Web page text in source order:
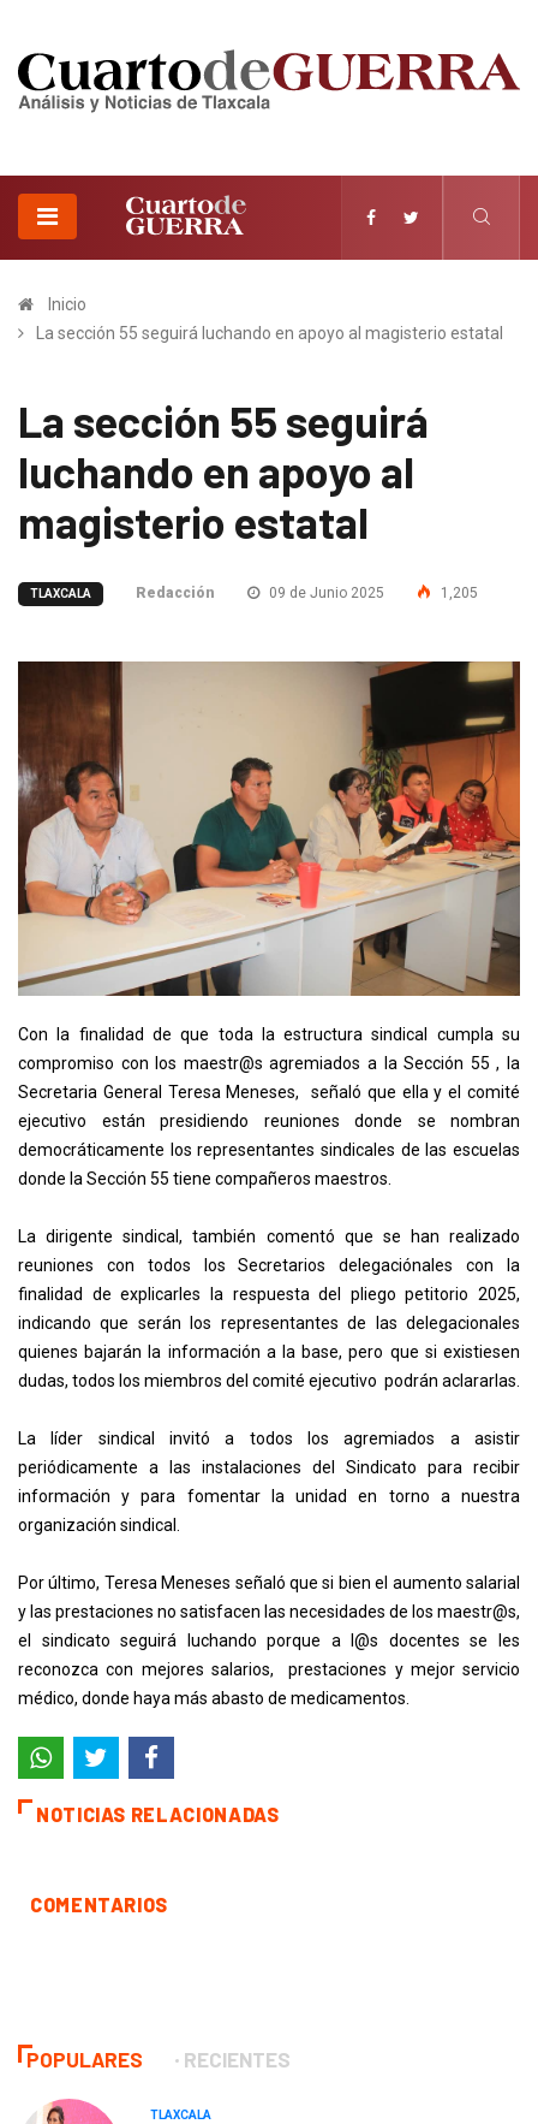
Inicio
La sección 55 seguirá luchando en apoyo al magisterio estatal
La sección 55 seguirá
luchando en apoyo al
magisterio estatal
TLAXCALA Redacción 09 de Junio 2025 1,205
Con la finalidad de que toda la estructura sindical cumpla su
compromiso con los maestr@s agremiados a la Sección 55 , la
Secretaria General Teresa Meneses, señaló que ella y el comité
ejecutivo están presidiendo reuniones donde se nombran
democráticamente los representantes sindicales de las escuelas
donde la Sección 55 tiene compañeros maestros.
La dirigente sindical, también comentó que se han realizado
reuniones con todos los Secretarios delegaciónales con la
finalidad de explicarles la respuesta del pliego petitorio 2025,
indicando que serán los representantes de las delegacionales
quienes bajarán la información a la base, pero que si existiesen
dudas, todos los miembros del comité ejecutivo podrán aclararlas.
La líder sindical invitó a todos los agremiados a asistir
periódicamente a las instalaciones del Sindicato para recibir
información y para fomentar la unidad en torno a nuestra
organización sindical.
Por último, Teresa Meneses señaló que si bien el aumento salarial
y las prestaciones no satisfacen las necesidades de los maestr@s,
el sindicato seguirá luchando porque a l@s docentes se les
reconozca con mejores salarios, prestaciones y mejor servicio
médico, donde haya más abasto de medicamentos.
NOTICIAS RELACIONADAS
COMENTARIOS
POPULARES RECIENTES
TLAXCALA